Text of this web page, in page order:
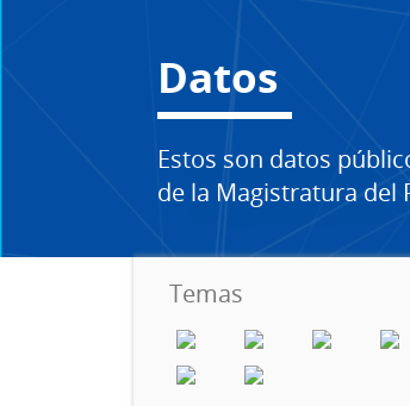
Datos
Estos son datos
de la Magistratura del
Temas